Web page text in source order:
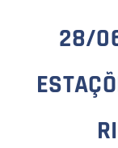
28/